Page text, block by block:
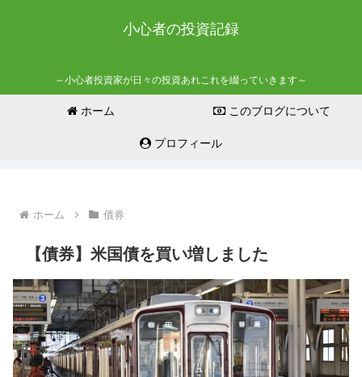
小心者の投資記録
～小心者投資家が日々の投資あれこれを綴っていきます～
ホーム このブログについて
プロフィール
ホーム 債券
【債券】米国債を買い増しました